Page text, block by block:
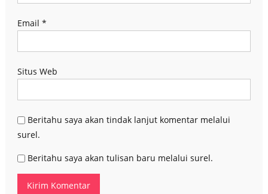
Email *
Situs Web
Beritahu saya akan tindak lanjut komentar melalui
surel.
Beritahu saya akan tulisan baru melalui surel.